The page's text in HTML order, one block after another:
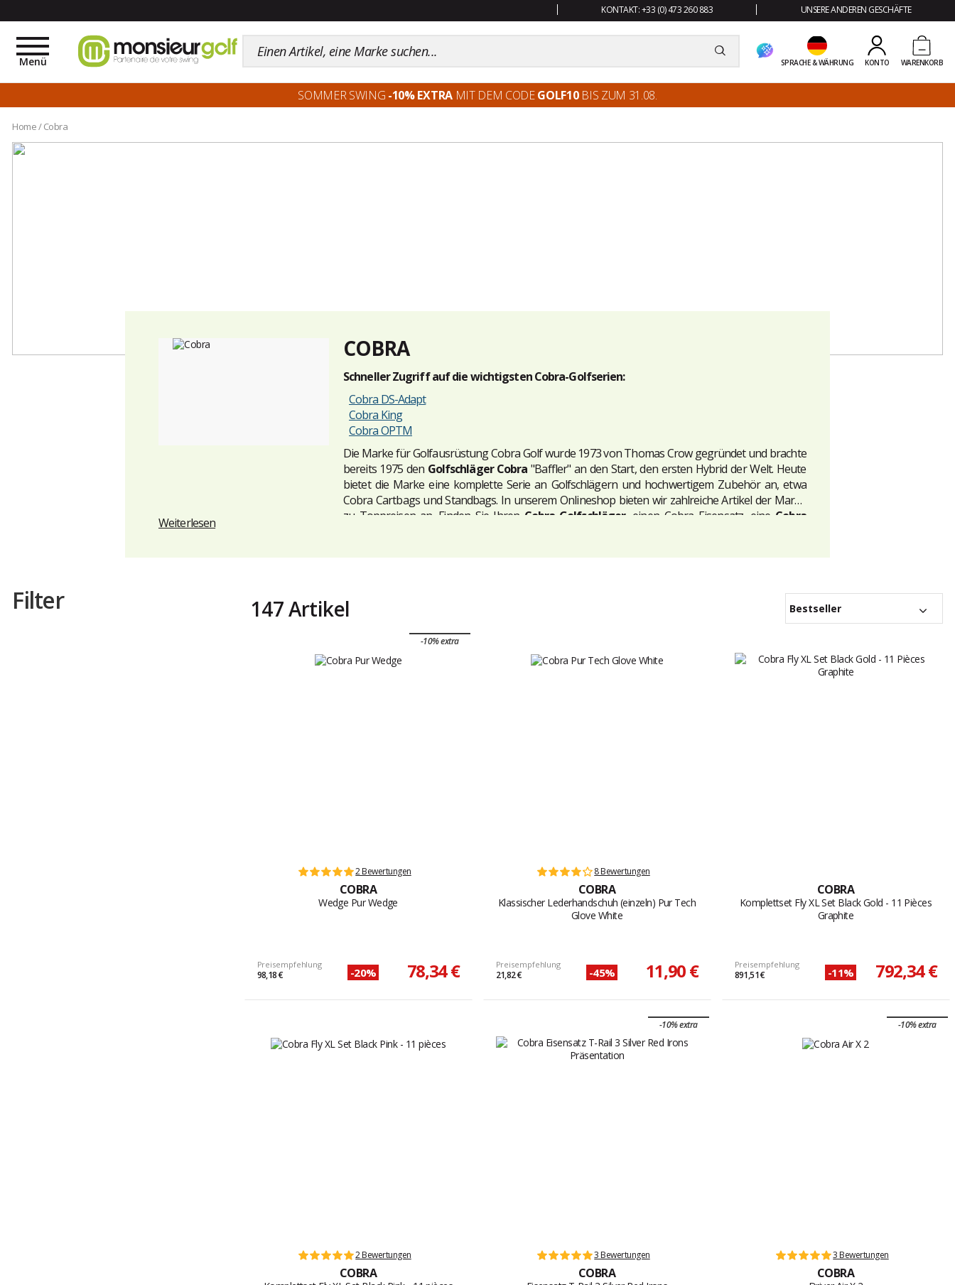
KONTAKT: +33 (0) 473 260 883 UNSERE ANDEREN GESCHÄFTE
SPRACHE & WÄHRUNG KONTO WARENKORB
Toggle
navigation
Menü
SOMMER SWING -10% EXTRAMIT DEM CODEGOLF10BIS ZUM 31.08.
Home/ Cobra
COBRA
Schneller Zugriff auf die wichtigsten Cobra-Golfserien:
Cobra DS-Adapt
Cobra King
Cobra OPTM
Die Marke für Golfausrüstung Cobra Golf wurde 1973 von Thomas Crow gegründet und brachte
bereits 1975 den Golfschläger Cobra "Baffler" an den Start, den ersten Hybrid der Welt. Heute
bietet die Marke eine komplette Serie an Golfschlägern und hochwertigem Zubehör an, etwa
Cobra Cartbags und Standbags. In unserem Onlineshop bieten wir zahlreiche Artikel der Marke
zu Toppreisen an. Finden Sie Ihren Cobra Golfschläger, einen Cobra Eisensatz, eine Cobra
Weiterlesen
Filter 147 Artikel Bestseller
-10% extra
2 Bewertungen
COBRA
Wedge Pur Wedge
Preisempfehlung
98,18 € -20% 78,34 €
8 Bewertungen
COBRA
Klassischer Lederhandschuh (einzeln) Pur Tech
Glove White
Preisempfehlung
21,82 € -45% 11,90 €
COBRA
Komplettset Fly XL Set Black Gold - 11 Pièces
Graphite
Preisempfehlung
891,51 € -11% 792,34 €
2 Bewertungen
COBRA
-10% extra
3 Bewertungen
COBRA
-10% extra
3 Bewertungen
COBRA